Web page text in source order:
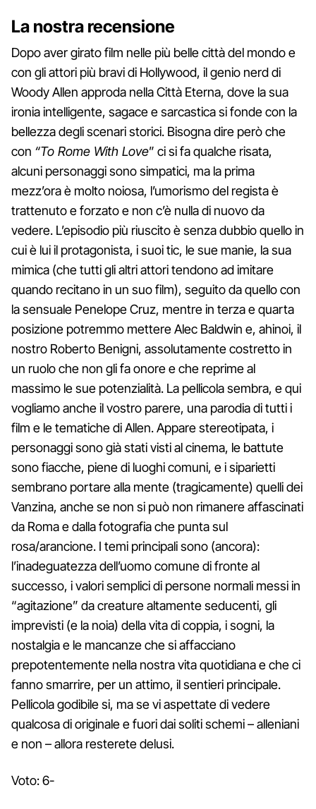
La nostra recensione
Dopo aver girato film nelle più belle città del mondo e
con gli attori più bravi di Hollywood, il genio nerd di
Woody Allen approda nella Città Eterna, dove la sua
ironia intelligente, sagace e sarcastica si fonde con la
bellezza degli scenari storici. Bisogna dire però che
con “To Rome With Love” ci si fa qualche risata,
alcuni personaggi sono simpatici, ma la prima
mezz’ora è molto noiosa, l’umorismo del regista è
trattenuto e forzato e non c’è nulla di nuovo da
vedere. L’episodio più riuscito è senza dubbio quello in
cui è lui il protagonista, i suoi tic, le sue manie, la sua
mimica (che tutti gli altri attori tendono ad imitare
quando recitano in un suo film), seguito da quello con
la sensuale Penelope Cruz, mentre in terza e quarta
posizione potremmo mettere Alec Baldwin e, ahinoi, il
nostro Roberto Benigni, assolutamente costretto in
un ruolo che non gli fa onore e che reprime al
massimo le sue potenzialità. La pellicola sembra, e qui
vogliamo anche il vostro parere, una parodia di tutti i
film e le tematiche di Allen. Appare stereotipata, i
personaggi sono già stati visti al cinema, le battute
sono fiacche, piene di luoghi comuni, e i siparietti
sembrano portare alla mente (tragicamente) quelli dei
Vanzina, anche se non si può non rimanere affascinati
da Roma e dalla fotografia che punta sul
rosa/arancione. I temi principali sono (ancora):
l’inadeguatezza dell’uomo comune di fronte al
successo, i valori semplici di persone normali messi in
“agitazione” da creature altamente seducenti, gli
imprevisti (e la noia) della vita di coppia, i sogni, la
nostalgia e le mancanze che si affacciano
prepotentemente nella nostra vita quotidiana e che ci
fanno smarrire, per un attimo, il sentieri principale.
Pellicola godibile si, ma se vi aspettate di vedere
qualcosa di originale e fuori dai soliti schemi – alleniani
e non – allora resterete delusi.
Voto: 6-